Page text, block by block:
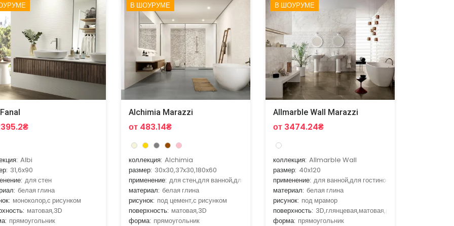
Albi
31,6x90
для стен
белая глина
моноколор,с рисунком
матовая,3D
прямоугольник
В ШОУРУМЕ
Alchimia Marazzi
от 483.14₴
коллекция: Alchimia
размер: 30x30,37x30,180x60
применение: для стен,для ванной,для гостиной,для кухни
материал: белая глина
рисунок: под цемент,с рисунком
поверхность: матовая,3D
форма: прямоугольник
В ШОУРУМЕ
Allmarble Wall Marazzi
от 3474.24₴
коллекция: Allmarble Wall
размер: 40x120
применение: для ванной,для гостиной
материал: белая глина
рисунок: под мрамор
поверхность: 3D,глянцевая,матовая,рельефная
форма: прямоугольник